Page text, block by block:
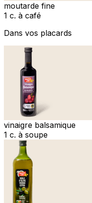
moutarde fine
1 c. à café
Dans vos placards
vinaigre balsamique
1 c. à soupe